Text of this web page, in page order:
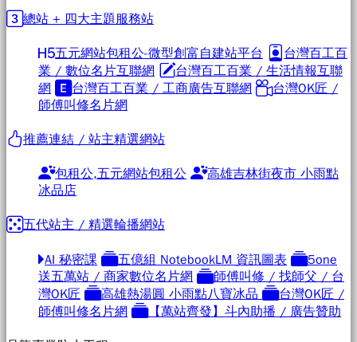
總站 + 四大主題服務站
五元網站包租公-微型創富自建站平台
台灣百工百
業 / 數位名片互聯網
台灣百工百業 / 生活情報互聯
網
台灣百工百業 / 工商廣告互聯網
台灣OK匠 /
師傅叫修名片網
推薦連結 / 站主精選網站
包租公,五元網站包租公
高雄吉林街夜市 小雨點
冰品店
五代站主 / 精選輪播網站
AI 秘密課 五億組 NotebookLM 資訊圖表
5one
送五萬站 / 商家數位名片網
師傅叫修 / 找師父 / 台
灣OK匠
高雄熱湯圓 小雨點八寶冰品
台灣OK匠 /
師傅叫修名片網
【萬站齊發】斗內助播 / 廣告贊助